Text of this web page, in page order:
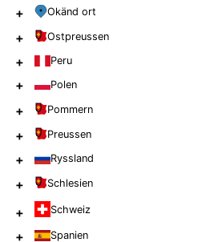
+ Okänd ort
+ Ostpreussen
+ Peru
+ Polen
+ Pommern
+ Preussen
+ Ryssland
+ Schlesien
+ Schweiz
+ Spanien